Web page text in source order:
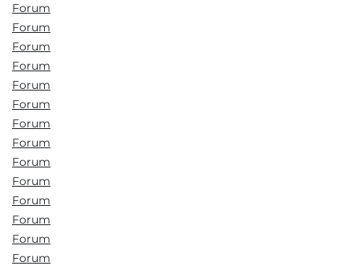
Forum
Forum
Forum
Forum
Forum
Forum
Forum
Forum
Forum
Forum
Forum
Forum
Forum
Forum